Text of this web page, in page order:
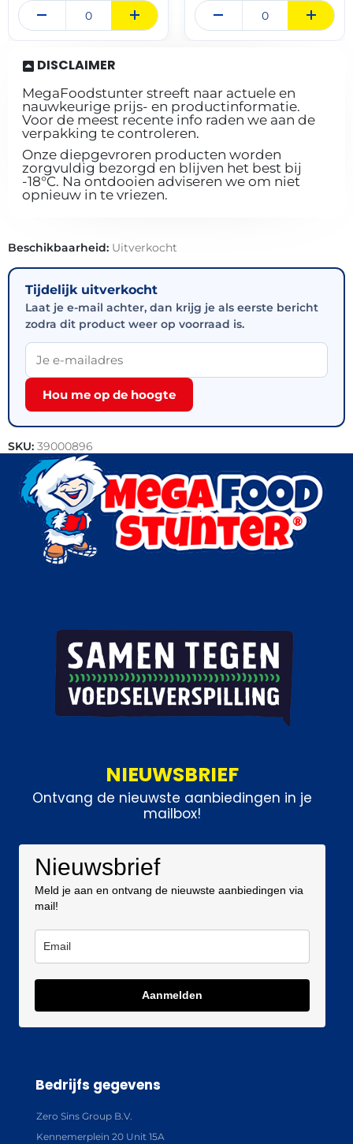
DISCLAIMER
MegaFoodstunter streeft naar actuele en
nauwkeurige prijs- en productinformatie.
Voor de meest recente info raden we aan de
verpakking te controleren.
Onze diepgevroren producten worden
zorgvuldig bezorgd en blijven het best bij
-18°C. Na ontdooien adviseren we om niet
opnieuw in te vriezen.
Beschikbaarheid: Uitverkocht
Tijdelijk uitverkocht
Laat je e-mail achter, dan krijg je als eerste bericht
zodra dit product weer op voorraad is.
Hou me op de hoogte
SKU: 39000896
Categorie: Outlet
NIEUWSBRIEF
Ontvang de nieuwste aanbiedingen in je
mailbox!
Nieuwsbrief
Meld je aan en ontvang de nieuwste aanbiedingen via
mail!
Aanmelden
Bedrijfs gegevens
Zero Sins Group B.V.
Kennemerplein 20 Unit 15A